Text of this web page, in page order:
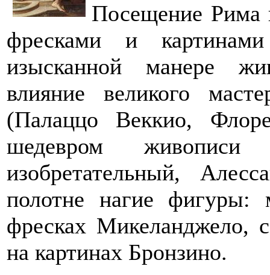
Посещение Рима
фресками и
изысканной манере
влияние великого
(Палаццо Веккио,
шедевром
изобретательный,
полотне нагие
фресках Микеланджело,
на картинах Бронзино.